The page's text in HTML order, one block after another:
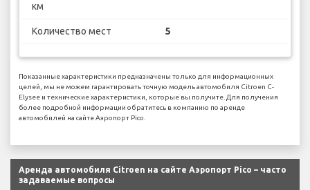
км
Количество мест 5
Показанные характеристики предназначены только для информационных
целей, мы не можем гарантировать точную модель автомобиля Citroen C-
Elysee и технические характеристики, которые вы получите. Для получения
более подробной информации обратитесь в компанию по аренде
автомобилей на сайте Аэропорт Pico.
Аренда автомобиля Citroen на сайте Аэропорт Pico – часто
задаваемые вопросы